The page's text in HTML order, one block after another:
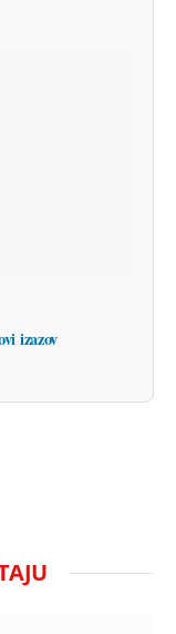
izazov